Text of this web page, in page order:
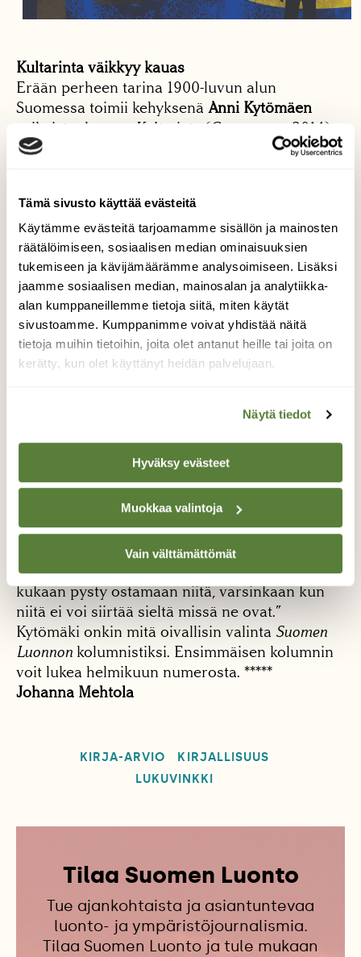
Tämä sivusto käyttää evästeitä
Käytämme evästeitä tarjoamamme sisällön ja mainosten
räätälöimiseen, sosiaalisen median ominaisuuksien
tukemiseen ja kävijämäärämme analysoimiseen. Lisäksi
jaamme sosiaalisen median, mainosalan ja analytiikka-
alan kumppaneillemme tietoja siitä, miten käytät
sivustoamme. Kumppanimme voivat yhdistää näitä
tietoja muihin tietoihin, joita olet antanut heille tai joita on
kerätty, kun olet käyttänyt heidän palvelujaan.
Näytä tiedot
Hyväksy evästeet
Muokkaa valintoja
Vain välttämättömät
Kultarinta väikkyy kauas
Erään perheen tarina 1900-luvun alun
Suomessa toimii kehyksenä Anni Kytömäen
esikoisteoksessa
Kultarinta
(Gummerus 2014).
Kansa jakautuu punaisiin ja valkoisiin – ja
kansaa jakavan railon tieltä pohjoiseen
metsänvartijaksi. Kun hän palaa, mikään ei ole
ennallaan.
Finlandia-palkintoehdokkaana ollutKultarinta
on sukupolviromaani, sillä oman tarinansa
kertoo myös Erikin tytär Malla. Hän joutuu
äidin kuoltua vieraaseen perheeseen oudolle
seudulle, jossa lohtua suovat vain isältä saadut
opit luonnon ihmeellisyyksistä – ja saappaat,
Kytömäen kieli on pikkutarkkaa ja kaunista. Se
jälkeenkin. Luonto on yhtenä henkilönä läsnä ja
hengittävänä jokaisella sivulla. Tekisi mieli
verrata häntäIngmar Bergmaninkuvailevaan ja
tarkkaan tyyliin, mutta kulkekoon Kytömäki
mieluummin omia hienoja polkujaan: ”Paljonko
maksaa pilven korkuinen kuusi? Palokärki?
Korpiluppo? Hiljaisuus? Niin paljon, ettei
kukaan pysty ostamaan niitä, varsinkaan kun
niitä ei voi siirtää sieltä missä ne ovat.”
Kytömäki onkin mitä oivallisin valinta Suomen
Luonnon kolumnistiksi. Ensimmäisen kolumnin
voit lukea helmikuun numerosta. *****
Johanna Mehtola
KIRJA-ARVIO
KIRJALLISUUS
LUKUVINKKI
Tilaa Suomen Luonto
Tue ajankohtaista ja asiantuntevaa
luonto- ja ympäristöjournalismia.
Tilaa Suomen Luonto ja tule mukaan